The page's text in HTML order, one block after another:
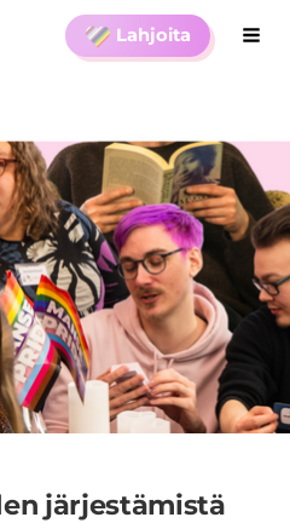
Lahjoita
järjestämistä